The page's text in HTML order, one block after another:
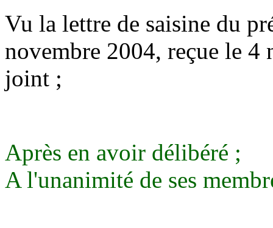
Vu la lettre de saisine du
novembre 2004, reçue le 4
joint ;
Après en avoir délibéré ;
A l'unanimité de ses